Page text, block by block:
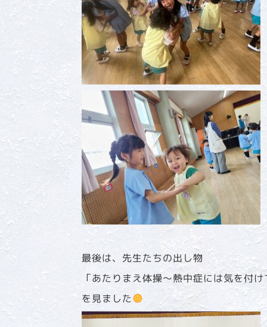
最後は、先生たちの出し物
「あたりまえ体操～熱中症には気を付
を見ました